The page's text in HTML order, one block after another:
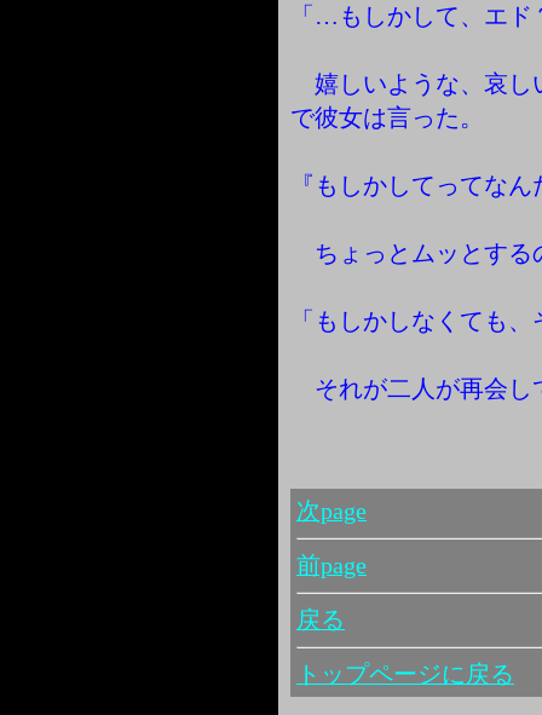
「…もしかして、エド
嬉しいような、哀し
で彼女は言った。
『もしかしてってなん
ちょっとムッとする
「もしかしなくても
それが二人が再会し
次page
前page
戻る
トップページに戻る